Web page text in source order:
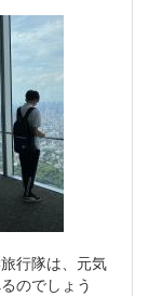
行隊は、元気
のでしょう